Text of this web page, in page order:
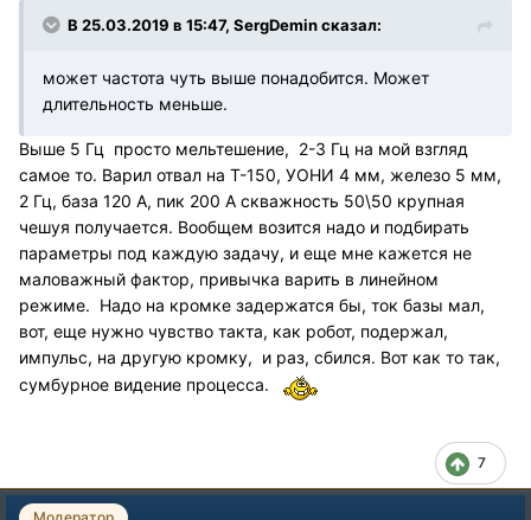
В 25.03.2019 в 15:47, SergDemin сказал:
может частота чуть выше понадобится. Может
длительность меньше.
Выше 5 Гц просто мельтешение, 2-3 Гц на мой взгляд
самое то. Варил отвал на Т-150, УОНИ 4 мм, железо 5 мм,
2 Гц, база 120 А, пик 200 А скважность 50\50 крупная
чешуя получается. Вообщем возится надо и подбирать
параметры под каждую задачу, и еще мне кажется не
маловажный фактор, привычка варить в линейном
режиме. Надо на кромке задержатся бы, ток базы мал,
вот, еще нужно чувство такта, как робот, подержал,
импульс, на другую кромку, и раз, сбился. Вот как то так,
сумбурное видение процесса.
7